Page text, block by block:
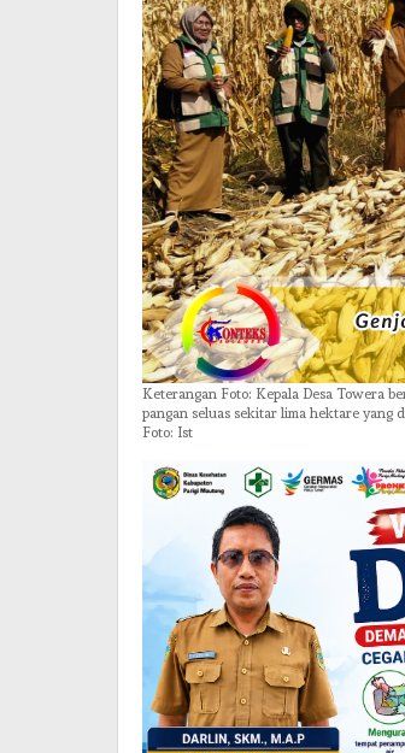
Keterangan Foto: Kepala Desa Towera
pangan seluas sekitar lima hektare yang
Foto: Ist